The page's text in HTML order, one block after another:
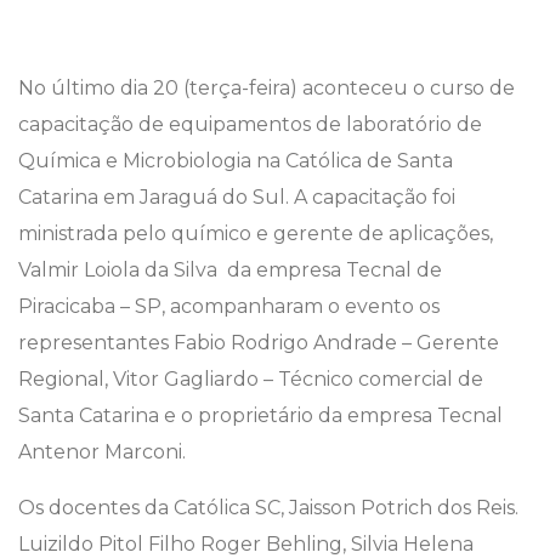
No último dia 20 (terça-feira) aconteceu o curso de
capacitação de equipamentos de laboratório de
Química e Microbiologia na Católica de Santa
Catarina em Jaraguá do Sul. A capacitação foi
ministrada pelo químico e gerente de aplicações,
Valmir Loiola da Silva da empresa Tecnal de
Piracicaba – SP, acompanharam o evento os
representantes Fabio Rodrigo Andrade – Gerente
Regional, Vitor Gagliardo – Técnico comercial de
Santa Catarina e o proprietário da empresa Tecnal
Antenor Marconi.
Os docentes da Católica SC, Jaisson Potrich dos Reis.
Luizildo Pitol Filho Roger Behling, Silvia Helena